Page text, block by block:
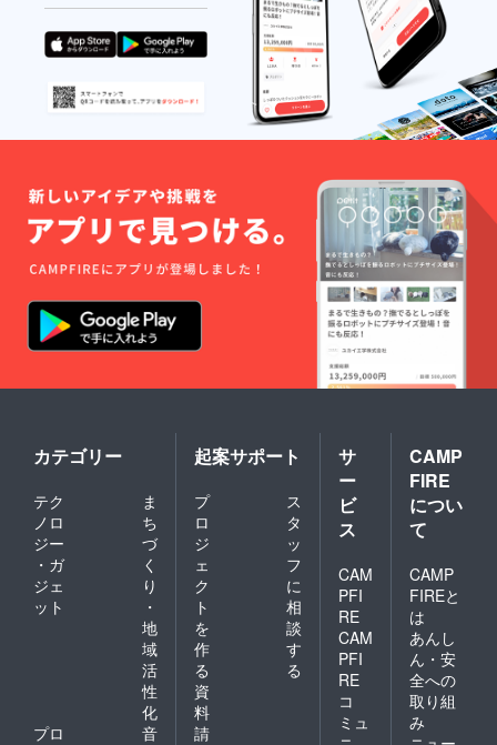
カテゴリー
テク
ノロ
ジー
・ガ
ジェ
ット
ま
ち
づ
く
り
・
地
域
活
性
化
プロ
音
起案サポート
プ
ロ
ジ
ェ
ク
ト
を
作
る
ス
タ
ッ
フ
に
相
談
す
る
資
料
請
サ
ー
ビ
ス
CAM
PFI
RE
CAM
PFI
RE
コ
ミュ
CAMP
FIRE
につい
て
CAMP
FIREと
は
あんし
ん・安
全への
取り組
み